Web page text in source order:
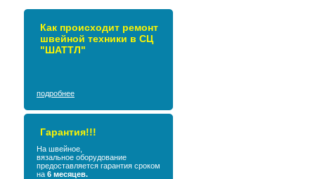
Как происходит ремонт
швейной техники в СЦ
"ШАТТЛ"
подробнее
Гарантия!!!
На швейное,
вязальное оборудование
предоставляется гарантия сроком
на 6 месяцев.